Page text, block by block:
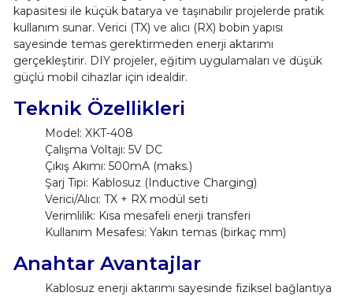
kapasitesi ile küçük batarya ve taşınabilir projelerde pratik
kullanım sunar. Verici (TX) ve alıcı (RX) bobin yapısı
sayesinde temas gerektirmeden enerji aktarımı
gerçekleştirir. DIY projeler, eğitim uygulamaları ve düşük
güçlü mobil cihazlar için idealdir.
Teknik Özellikleri
Model: XKT-408
Çalışma Voltajı: 5V DC
Çıkış Akımı: 500mA (maks.)
Şarj Tipi: Kablosuz (Inductive Charging)
Verici/Alıcı: TX + RX modül seti
Verimlilik: Kısa mesafeli enerji transferi
Kullanım Mesafesi: Yakın temas (birkaç mm)
Anahtar Avantajlar
Kablosuz enerji aktarımı sayesinde fiziksel bağlantıya